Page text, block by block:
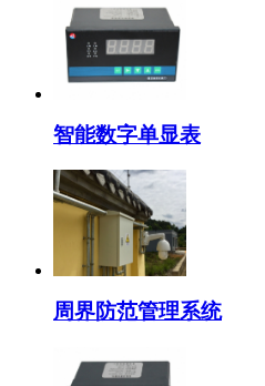
智能数字单显表
周界防范管理系统